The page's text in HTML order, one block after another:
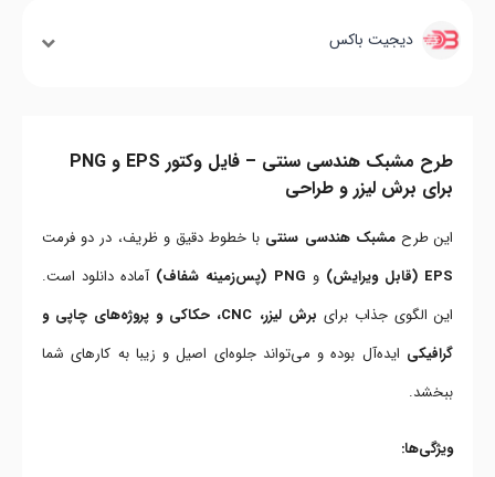
دیجیت باکس
طرح مشبک هندسی سنتی – فایل وکتور EPS و PNG
برای برش لیزر و طراحی
این طرحمشبک هندسی سنتی با خطوط دقیق و ظریف، در دو فرمت
EPS (قابل ویرایش)
و PNG (پس‌زمینه شفاف)
آماده دانلود است.
این الگوی جذاب برای
برش لیزر، CNC، حکاکی و پروژه‌های چاپی و
گرافیکی ایده‌آل بوده و می‌تواند جلوه‌ای اصیل و زیبا به کارهای شما
ببخشد.
ویژگی‌ها: